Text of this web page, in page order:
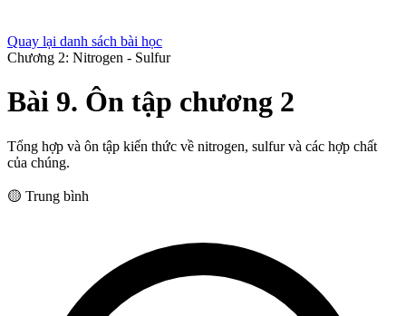
Quay lại danh sách bài học
Chương 2: Nitrogen - Sulfur
Bài 9. Ôn tập chương 2
Tổng hợp và ôn tập kiến thức về nitrogen, sulfur và các hợp chất
của chúng.
🟡 Trung bình